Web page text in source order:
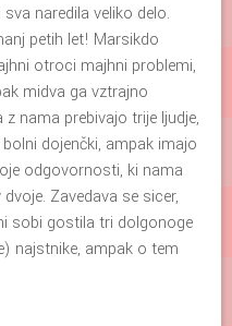
naredila veliko delo.
petih let! Marsikdo
otroci majhni problemi,
midva ga vztrajno
nama prebivajo trije ljudje,
dojenčki, ampak imajo
odgovornosti, ki nama
Zavedava se sicer,
sobi gostila tri dolgonoge
najstnike, ampak o tem